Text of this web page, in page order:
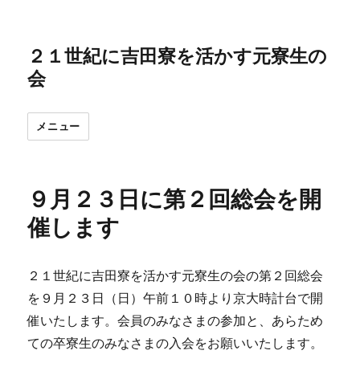
２１世紀に吉田寮を活かす元寮生の
会
メニュー
９月２３日に第２回総会を開
催します
２１世紀に吉田寮を活かす元寮生の会の第２回総会
を９月２３日（日）午前１０時より京大時計台で開
催いたします。会員のみなさまの参加と、あらため
ての卒寮生のみなさまの入会をお願いいたします。